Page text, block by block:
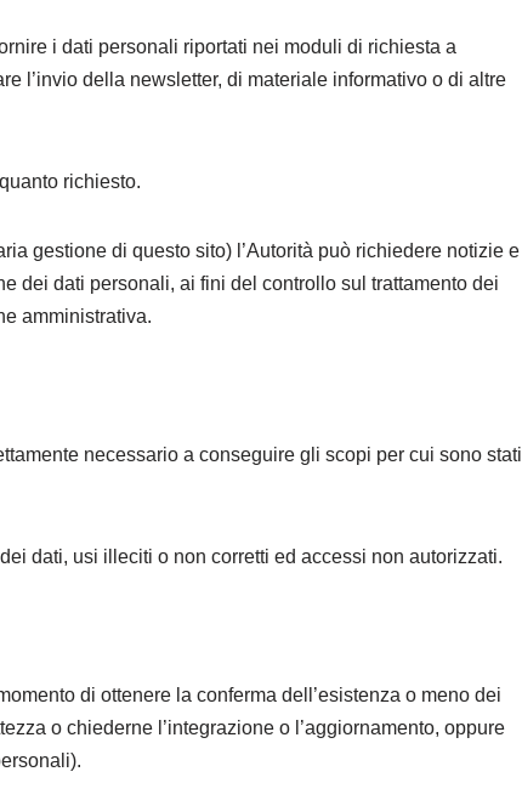
i dati personali riportati nei moduli di richiesta a
l’invio della newsletter, di materiale informativo o di altre
richiesto.
gestione di questo sito) l’Autorità può richiedere notizie e
dei dati personali, ai fini del controllo sul trattamento dei
amministrativa.
necessario a conseguire gli scopi per cui sono stati
dati, usi illeciti o non corretti ed accessi non autorizzati.
di ottenere la conferma dell’esistenza o meno dei
o chiederne l’integrazione o l’aggiornamento, oppure